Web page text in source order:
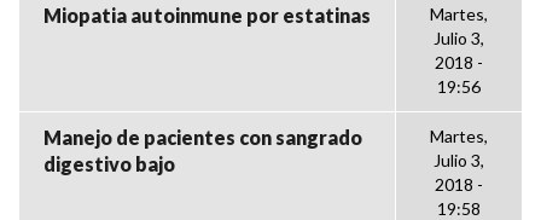
Miopatia autoinmune por estatinas
Martes,
Julio 3,
2018 -
19:56
Manejo de pacientes con sangrado
digestivo bajo
Martes,
Julio 3,
2018 -
19:58